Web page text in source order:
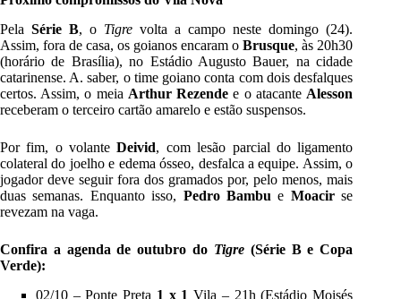
PelaSérie B, o Tigre volta a campo neste domingo (24).
Assim, fora de casa, os goianos encaram oBrusque, às 20h30
(horário de Brasília), no Estádio Augusto Bauer, na cidade
catarinense. A. saber, o time goiano conta com dois desfalques
certos. Assim, o meia Arthur Rezende e o atacante Alesson
receberam o terceiro cartão amarelo e estão suspensos.
Por fim, o volanteDeivid, com lesão parcial do ligamento
colateral do joelho e edema ósseo, desfalca a equipe. Assim, o
jogador deve seguir fora dos gramados por, pelo menos, mais
duas semanas. Enquanto isso, Pedro Bambu e Moacirse
revezam na vaga.
Confira a agenda de outubro do Tigre(Série B e Copa
Verde):
02/10 – Ponte Preta 1 x 1 Vila – 21h (Estádio Moisés